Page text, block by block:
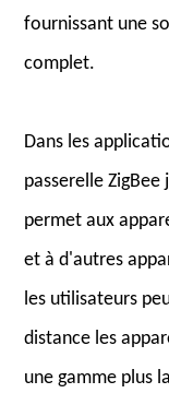
fournissant une
complet.
Dans les
passerelle
permet aux
et à d'autres
les utilisateurs
distance les
une gamme plus